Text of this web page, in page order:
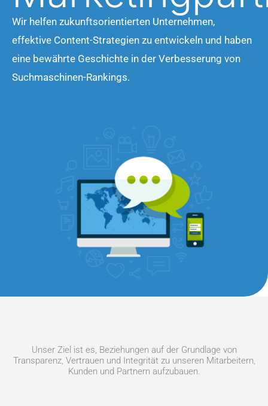
Wir helfen zukunftsorientierten Unternehmen,
effektive Content-Strategien zu entwickeln und haben
eine bewährte Geschichte in der Verbesserung von
Suchmaschinen-Rankings.
Unser Ziel ist es, Beziehungen auf der Grundlage von
Transparenz, Vertrauen und Integrität zu unseren Mitarbeitern,
Kunden und Partnern aufzubauen.